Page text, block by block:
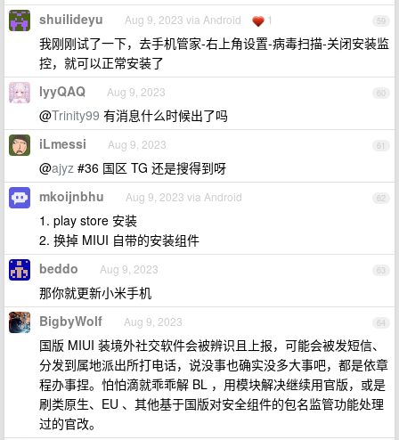
59
shuilideyu Aug 9, 2023 via Android 1
我刚刚试了一下，去手机管家-右上角设置-病毒扫描-关闭安装监
控，就可以正常安装了
60
lyyQAQ Aug 9, 2023
@Trinity99 有消息什么时候出了吗
61
iLmessi Aug 9, 2023
@ajyz #36 国区 TG 还是搜得到呀
62
mkoijnbhu Aug 9, 2023 via Android
1. play store 安装
2. 换掉 MIUI 自带的安装组件
63
beddo Aug 9, 2023
那你就更新小米手机
64
BigbyWolf Aug 9, 2023
国版 MIUI 装境外社交软件会被辨识且上报，可能会被发短信、
分发到属地派出所打电话，说没事也确实没多大事吧，都是依章
程办事捏。怕怕滴就乖乖解 BL ，用模块解决继续用官版，或是
刷类原生、EU 、其他基于国版对安全组件的包名监管功能处理
过的官改。